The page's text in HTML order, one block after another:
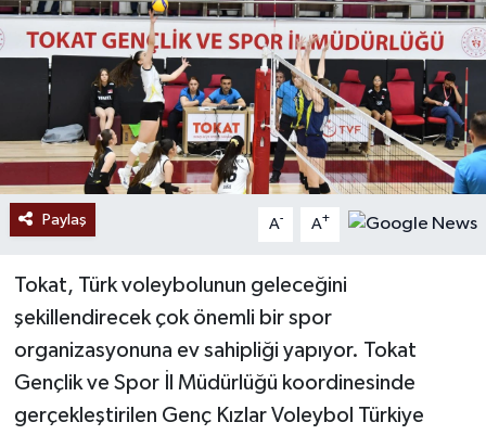
Paylaş A- A+
Tokat, Türk voleybolunun geleceğini
şekillendirecek çok önemli bir spor
organizasyonuna ev sahipliği yapıyor. Tokat
Gençlik ve Spor İl Müdürlüğü koordinesinde
gerçekleştirilen Genç Kızlar Voleybol Türkiye